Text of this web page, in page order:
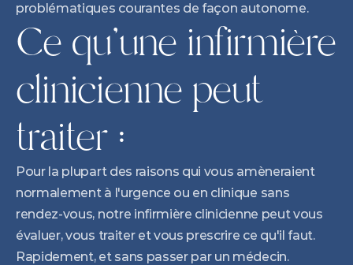
problématiques courantes de façon autonome.
Ce qu'une infirmière
clinicienne peut
traiter :
Pour la plupart des raisons qui vous amèneraient
normalement à l'urgence ou en clinique sans
rendez-vous, notre infirmière clinicienne peut vous
évaluer, vous traiter et vous prescrire ce qu'il faut.
Rapidement, et sans passer par un médecin.